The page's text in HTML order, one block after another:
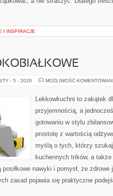
I INSPIRACJE
- 5 - 2026 MOŻLIWOŚĆ
Lekkowkuchni to zakątek
przyjemnością, a
gotowaniu w stylu
prostotę z wartością
myślą o tych, którzy
kuchennych trików, a
nawyki i pomysł, że
zasad pojawia się praktyczne